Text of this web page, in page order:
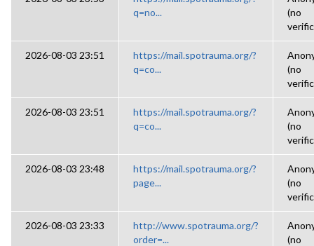
q=no...
(no
2026-08-03 23:51
https://mail.spotrauma.org/?
q=co...
(no
2026-08-03 23:51
https://mail.spotrauma.org/?
q=co...
(no
2026-08-03 23:48
https://mail.spotrauma.org/?
page...
(no
2026-08-03 23:33
http://www.spotrauma.org/?
order=...
(no